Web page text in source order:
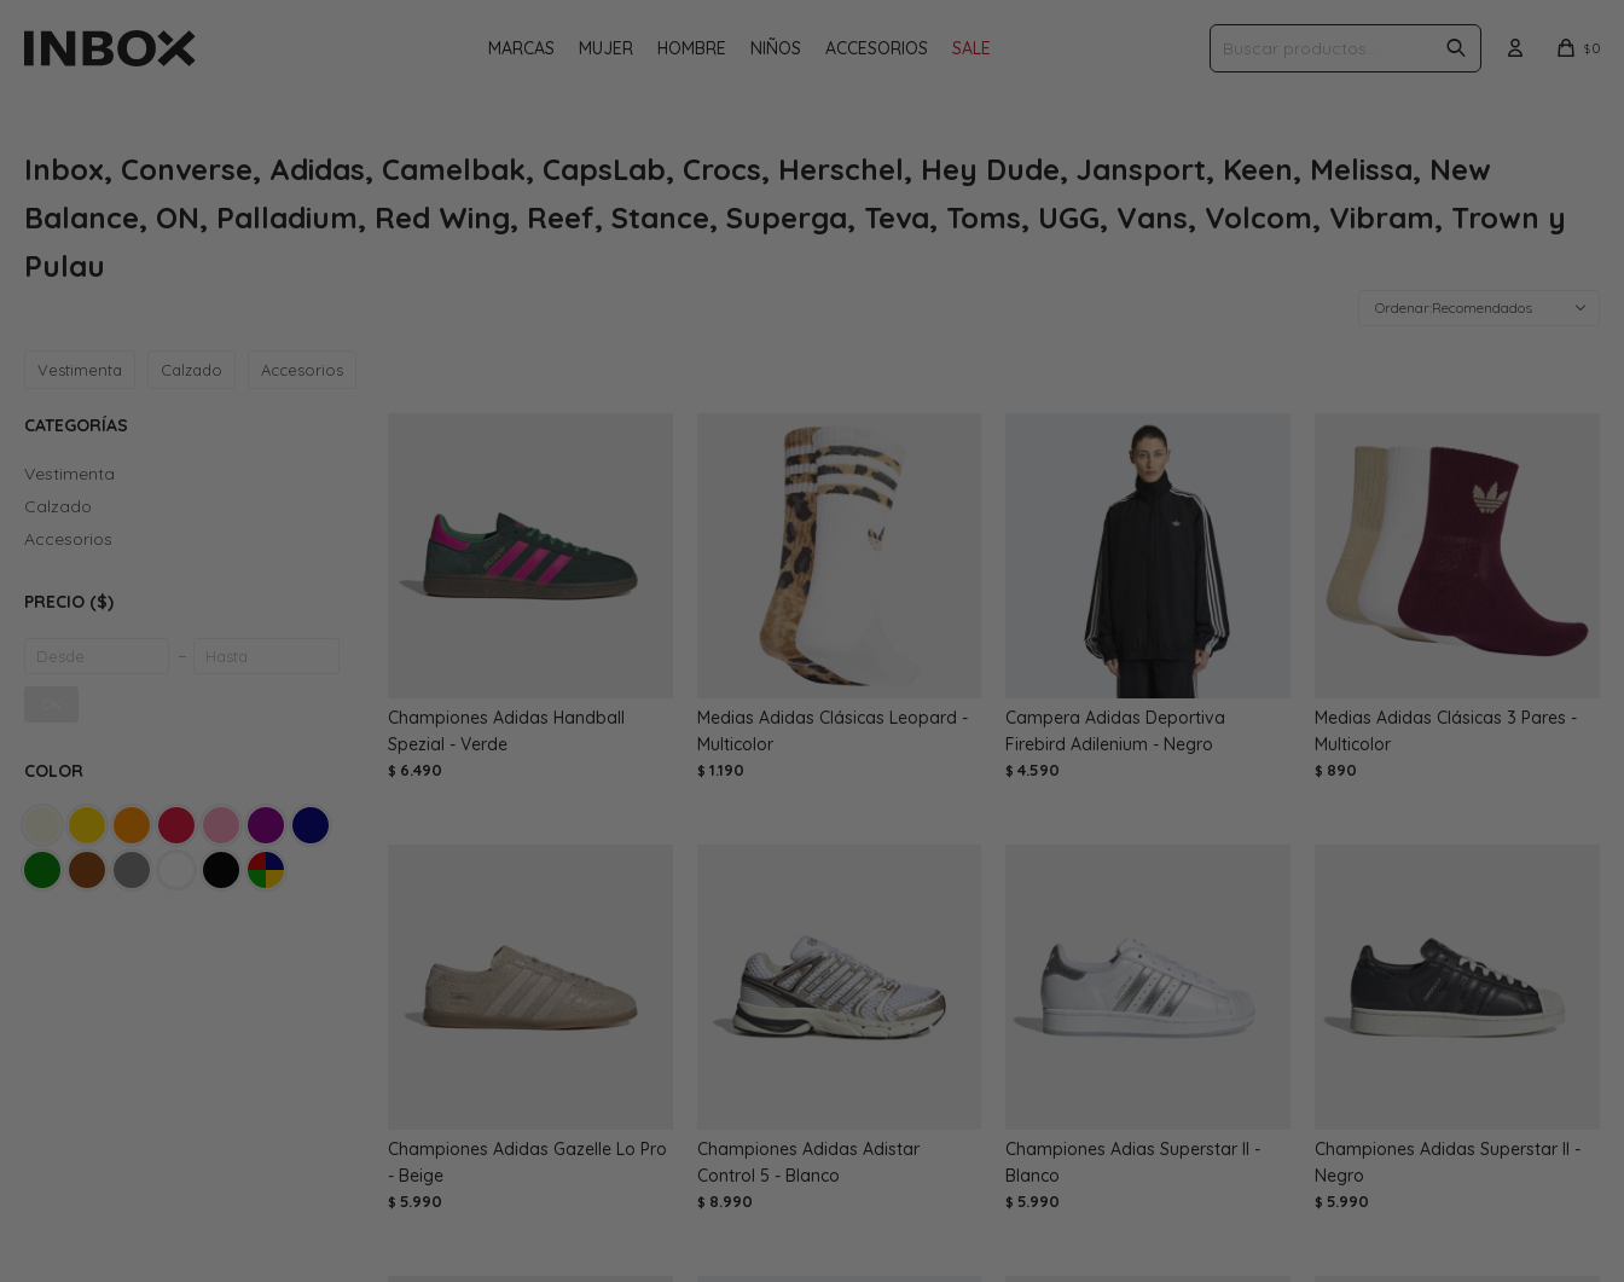
MARCAS MUJER HOMBRE NIÑOS ACCESORIOS SALE $0
Inbox, Converse, Adidas, Camelbak, CapsLab, Crocs, Herschel, Hey Dude, Jansport, Keen, Melissa, New
Balance, ON, Palladium, Red Wing, Reef, Stance, Superga, Teva, Toms, UGG, Vans, Volcom, Vibram, Trown y
Pulau
Recomendados
Vestimenta Calzado Accesorios
Championes Adidas Handball
Spezial - Verde
$ 6.490
Medias Adidas Clásicas Leopard -
Multicolor
$ 1.190
Campera Adidas Deportiva
Firebird Adilenium - Negro
$ 4.590
Medias Adidas Clásicas 3 Pares -
Multicolor
$ 890
Championes Adidas Gazelle Lo Pro
- Beige
$ 5.990
Championes Adidas Adistar
Control 5 - Blanco
$ 8.990
Championes Adias Superstar II -
Blanco
$ 5.990
Championes Adidas Superstar II -
Negro
$ 5.990
CATEGORÍAS
Vestimenta
Calzado
Accesorios
PRECIO ($)
COLOR